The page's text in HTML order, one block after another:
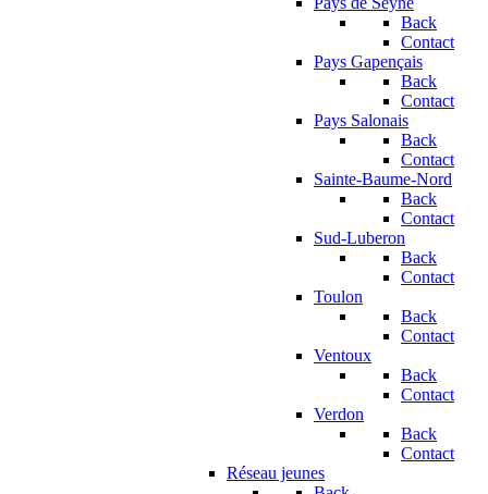
Back
Contact
Pays Gapençais
Back
Contact
Pays Salonais
Back
Contact
Sainte-Baume-Nord
Back
Contact
Sud-Luberon
Back
Contact
Toulon
Back
Contact
Ventoux
Back
Contact
Verdon
Back
Contact
Réseau jeunes